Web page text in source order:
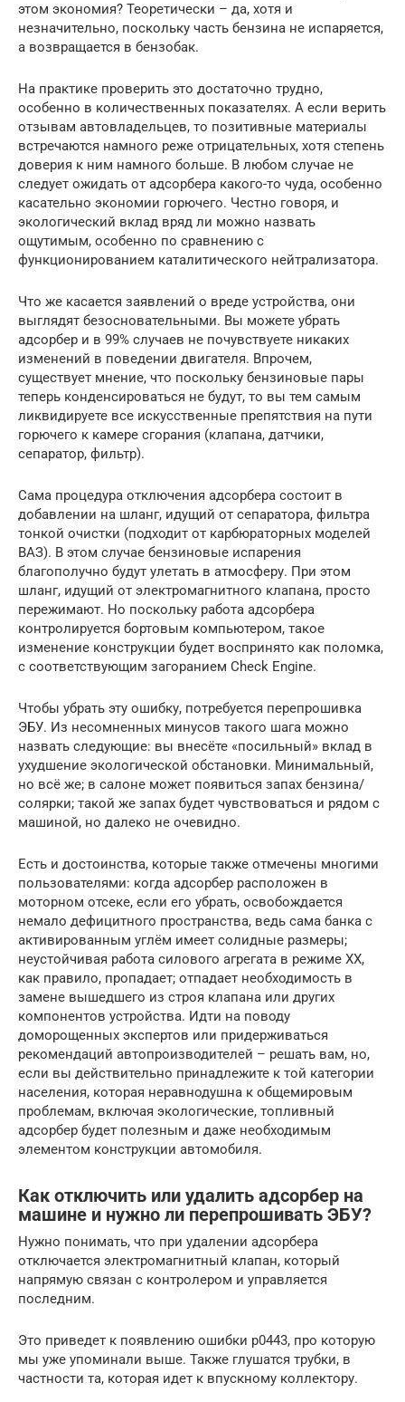
этом экономия? Теоретически – да, хотя и
незначительно, поскольку часть бензина не испаряется,
а возвращается в бензобак.
На практике проверить это достаточно трудно,
особенно в количественных показателях. А если верить
отзывам автовладельцев, то позитивные материалы
встречаются намного реже отрицательных, хотя степень
доверия к ним намного больше. В любом случае не
следует ожидать от адсорбера какого-то чуда, особенно
касательно экономии горючего. Честно говоря, и
экологический вклад вряд ли можно назвать
ощутимым, особенно по сравнению с
функционированием каталитического нейтрализатора.
Что же касается заявлений о вреде устройства, они
выглядят безосновательными. Вы можете убрать
адсорбер и в 99% случаев не почувствуете никаких
изменений в поведении двигателя. Впрочем,
существует мнение, что поскольку бензиновые пары
теперь конденсироваться не будут, то вы тем самым
ликвидируете все искусственные препятствия на пути
горючего к камере сгорания (клапана, датчики,
сепаратор, фильтр).
Сама процедура отключения адсорбера состоит в
добавлении на шланг, идущий от сепаратора, фильтра
тонкой очистки (подходит от карбюраторных моделей
ВАЗ). В этом случае бензиновые испарения
благополучно будут улетать в атмосферу. При этом
шланг, идущий от электромагнитного клапана, просто
пережимают. Но поскольку работа адсорбера
контролируется бортовым компьютером, такое
изменение конструкции будет воспринято как поломка,
с соответствующим загоранием Check Engine.
Чтобы убрать эту ошибку, потребуется перепрошивка
ЭБУ. Из несомненных минусов такого шага можно
назвать следующие: вы внесёте «посильный» вклад в
ухудшение экологической обстановки. Минимальный,
но всё же; в салоне может появиться запах бензина/
солярки; такой же запах будет чувствоваться и рядом с
машиной, но далеко не очевидно.
Есть и достоинства, которые также отмечены многими
пользователями: когда адсорбер расположен в
моторном отсеке, если его убрать, освобождается
немало дефицитного пространства, ведь сама банка с
активированным углём имеет солидные размеры;
неустойчивая работа силового агрегата в режиме ХХ,
как правило, пропадает; отпадает необходимость в
замене вышедшего из строя клапана или других
компонентов устройства. Идти на поводу
доморощенных экспертов или придерживаться
рекомендаций автопроизводителей – решать вам, но,
если вы действительно принадлежите к той категории
населения, которая неравнодушна к общемировым
проблемам, включая экологические, топливный
адсорбер будет полезным и даже необходимым
элементом конструкции автомобиля.
Как отключить или удалить адсорбер на
машине и нужно ли перепрошивать ЭБУ?
Нужно понимать, что при удалении адсорбера
отключается электромагнитный клапан, который
напрямую связан с контролером и управляется
последним.
Это приведет к появлению ошибки p0443, про которую
мы уже упоминали выше. Также глушатся трубки, в
частности та, которая идет к впускному коллектору.